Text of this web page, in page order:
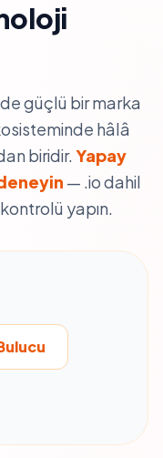
güçlü bir marka
hâlâ
biridir. Yapay
— .io dahil
yapın.